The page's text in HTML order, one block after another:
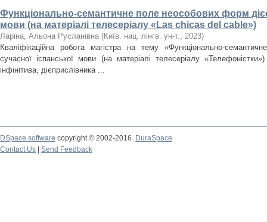
Функціонально-семантичне поле неособових форм
мови (на матеріалі телесеріалу «Las chicas del cable»)
Ларіна, Альона Русланівна (Київ. нац. лінгв. ун-т., 2023)
Кваліфікаційна робота магістра на тему «Функціонально-
сучасної іспанської мови (на матеріалі телесеріалу
інфінітива, дієприслівника ...
DSpace software copyright © 2002-2016
DuraSpace
Contact Us
Send Feedback